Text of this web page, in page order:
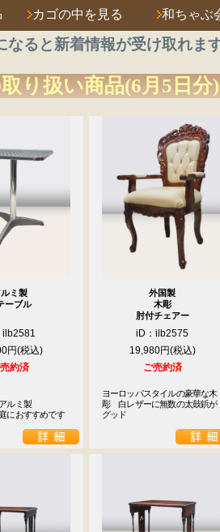
カゴの中を見る 和ちゃぶ
なると新着情報が受け取れま
り扱い商品(6月5日分)
ルミ製
ーブル
ilb2581
円
約済
ルミ製
におすすめです
外国製
木彫
肘付チェアー
iD：ilb2575
19,980円
ご売約済
ヨーロッパスタイルの豪華な木
彫　白レザーに無数の太鼓鋲が
グッド